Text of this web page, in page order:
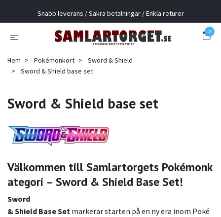
Snabb leverans / Säkra betalningar / Enkla returer
0
Hem Pokémonkort
Sword & Shield
Sword & Shield base set
Sword & Shield base set
Välkommen till Samlartorgets Pokémonk
ategori – Sword & Shield Base Set!
Sword
&Shield BaseSet markerarstarten på en nyera inom Poké